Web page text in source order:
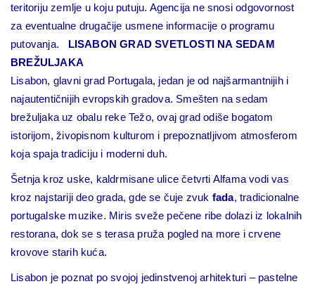
teritoriju zemlje u koju putuju. Agencija ne snosi odgovornost
za eventualne drugačije usmene informacije o programu
putovanja.
LISABON GRAD SVETLOSTI NA SEDAM
BREŽULJAKA
Lisabon, glavni grad Portugala, jedan je od najšarmantnijih i
najautentičnijih evropskih gradova. Smešten na sedam
brežuljaka uz obalu reke Težo, ovaj grad odiše bogatom
istorijom, živopisnom kulturom i prepoznatljivom atmosferom
koja spaja tradiciju i moderni duh.
Šetnja kroz uske, kaldrmisane ulice četvrti Alfama vodi vas
kroz najstariji deo grada, gde se čuje zvuk fada, tradicionalne
portugalske muzike. Miris sveže pečene ribe dolazi iz lokalnih
restorana, dok se s terasa pruža pogled na more i crvene
krovove starih kuća.
Lisabon je poznat po svojoj jedinstvenoj arhitekturi – pastelne